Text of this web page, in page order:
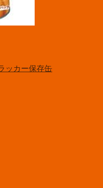
ッカー保存缶